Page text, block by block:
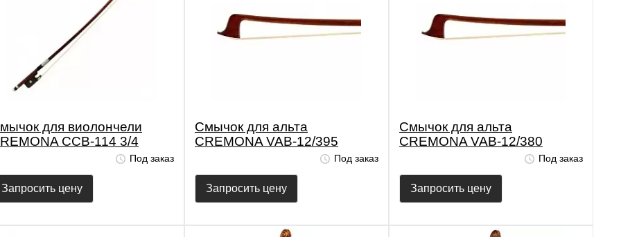
для виолончели
CCB-114 3/4
Под заказ
Запросить цену
Смычок для альта
CREMONA VAB-12/395
Под заказ
Запросить цену
Смычок для альта
CREMONA VAB-12/380
Под заказ
Запросить цену